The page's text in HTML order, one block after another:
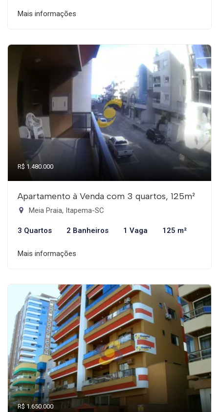
Mais informações
R$ 1.480.000
Apartamento à Venda com 3 quartos, 125m²
Meia Praia, Itapema-SC
3 Quartos 2 Banheiros 1 Vaga 125 m²
Mais informações
R$ 1.650.000